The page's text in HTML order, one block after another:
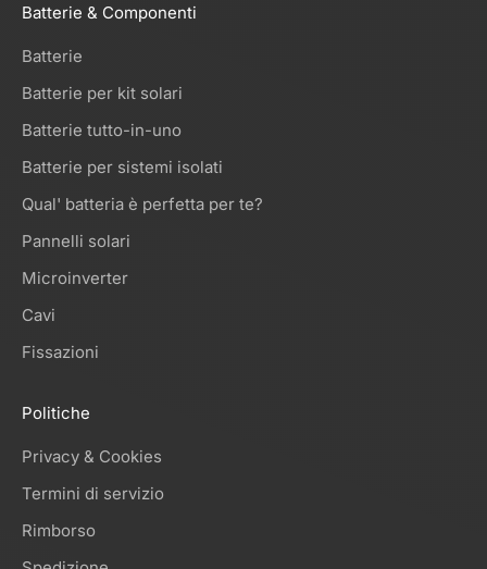
Batterie & Componenti
Batterie
Batterie per kit solari
Batterie tutto-in-uno
Batterie per sistemi isolati
Qual' batteria è perfetta per te?
Pannelli solari
Microinverter
Cavi
Fissazioni
Politiche
Privacy & Cookies
Termini di servizio
Rimborso